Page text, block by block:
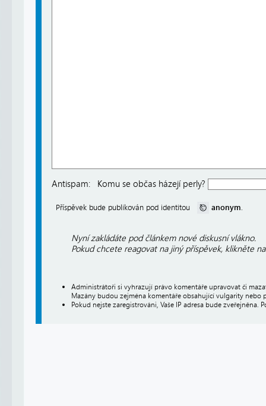
Antispam: Komu se občas házejí perly?
Příspěvek bude publikován pod identitou anonym.
Nyní zakládáte pod článkem nové diskusní vlákno.
Pokud chcete reagovat na jiný příspěvek, klikněte
Administrátoři si vyhrazují právo komentáře upravovat či
Mazány budou zejména komentáře obsahující vulgarity nebo
Pokud nejste zaregistrováni, Vaše IP adresa bude